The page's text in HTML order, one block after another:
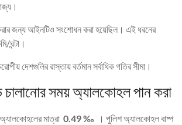
জন্য আইনটিও সংশোধন করা হয়েছিল। এই ধরনের
ঘন্টা।
দেশগুলির রাস্তায় বর্তমান সর্বাধিক গতির সীমা।
চালানোর সময় অ্যালকোহল পান করা
মাত্রা0.49 ‰ । পুলিশ অ্যালকোহল বাষ্প